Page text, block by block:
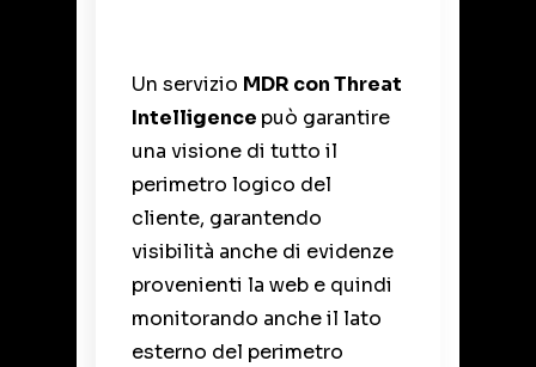
Un servizio MDR con Threat
Intelligence può garantire
una visione di tutto il
perimetro logico del
cliente, garantendo
visibilità anche di evidenze
provenienti la web e quindi
monitorando anche il lato
esterno del perimetro